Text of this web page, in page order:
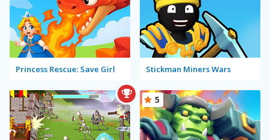
Princess Rescue: Save Girl Stickman Miners Wars
5